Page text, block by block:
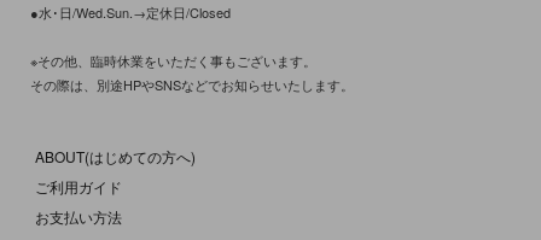
●水･日/Wed.Sun.→定休日/Closed
※その他、臨時休業をいただく事もございます。
その際は、別途HPやSNSなどでお知らせいたします。
ABOUT(はじめての方へ)
ご利用ガイド
お支払い方法